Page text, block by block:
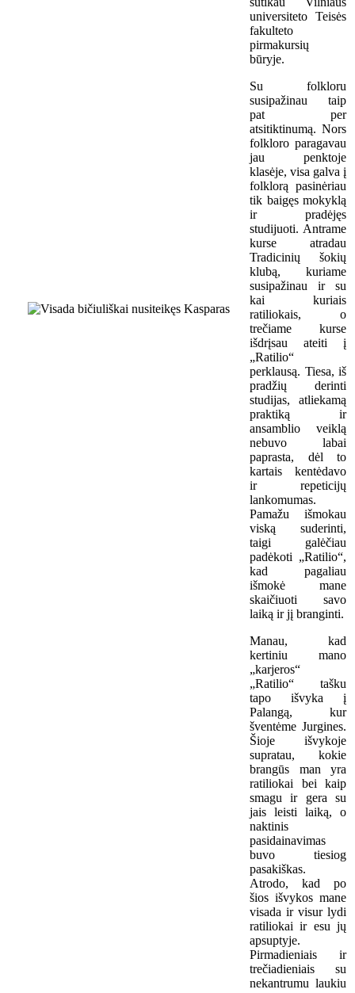
universiteto Teisės
fakulteto
pirmakursių
būryje.
Su folkloru
susipažinau taip
pat per
atsitiktinumą. Nors
folkloro paragavau
jau penktoje
klasėje, visa galva į
folklorą pasinėriau
tik baigęs mokyklą
ir pradėjęs
studijuoti. Antrame
kurse atradau
Tradicinių šokių
klubą, kuriame
susipažinau ir su
kai kuriais
ratiliokais, o
trečiame kurse
išdrįsau ateiti į
„Ratilio“
perklausą. Tiesa, iš
pradžių derinti
studijas, atliekamą
praktiką ir
ansamblio veiklą
nebuvo labai
paprasta, dėl to
kartais kentėdavo
ir repeticijų
lankomumas.
Pamažu išmokau
viską suderinti,
taigi galėčiau
padėkoti „Ratilio“,
kad pagaliau
išmokė mane
skaičiuoti savo
laiką ir jį branginti.
Manau, kad
kertiniu mano
„karjeros“
„Ratilio“ tašku
tapo išvyka į
Palangą, kur
šventėme Jurgines.
Šioje išvykoje
supratau, kokie
brangūs man yra
ratiliokai bei kaip
smagu ir gera su
jais leisti laiką, o
naktinis
pasidainavimas
buvo tiesiog
pasakiškas.
Atrodo, kad po
šios išvykos mane
visada ir visur lydi
ratiliokai ir esu jų
apsuptyje.
Pirmadieniais ir
trečiadieniais su
nekantrumu laukiu